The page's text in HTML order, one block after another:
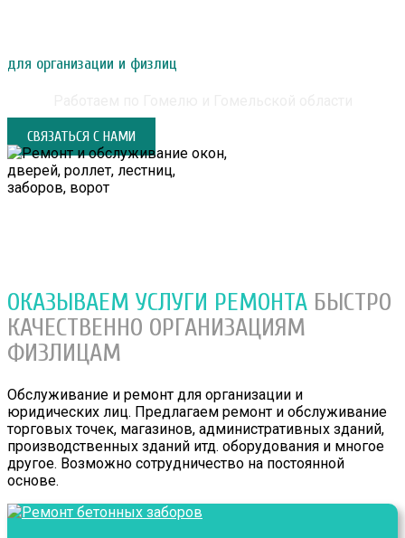
для организации и физлиц
СВЯЗАТЬСЯ С НАМИ
ОКАЗЫВАЕМ УСЛУГИ РЕМОНТА БЫСТРО
КАЧЕСТВЕННО ОРГАНИЗАЦИЯМ
ФИЗЛИЦАМ
Обслуживание и ремонт для организации и
юридических лиц. Предлагаем ремонт и обслуживание
торговых точек, магазинов, административных зданий,
производственных зданий итд. оборудования и многое
другое. Возможно сотрудничество на постоянной
основе.